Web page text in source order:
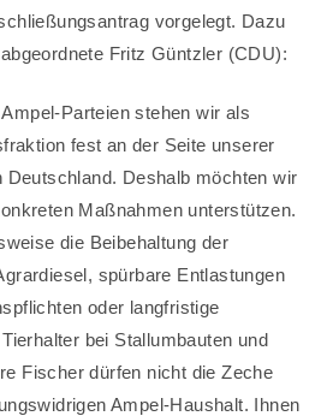
vorgelegt. Dazu
Fritz Güntzler (CDU):
Parteien stehen wir als
fest an der Seite unserer
Deutschland. Deshalb möchten wir
Maßnahmen unterstützen.
die Beibehaltung der
spürbare Entlastungen
oder langfristige
bei Stallumbauten und
Fischer dürfen nicht die Zeche
Ampel-Haushalt. Ihnen